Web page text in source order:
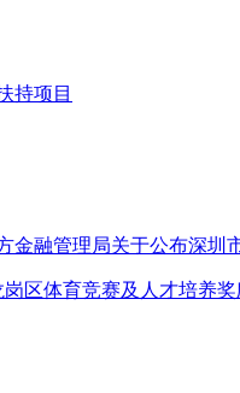
持项目
融管理局关于公布深圳
区体育竞赛及人才培养